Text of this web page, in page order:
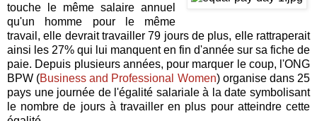
touche le même salaire annuel
qu'un homme pour le même
travail, elle devrait travailler 79 jours de plus, elle rattraperait
ainsi les 27% qui lui manquent en fin d'année sur sa fiche de
paie. Depuis plusieurs années, pour marquer le coup, l'ONG
BPW (Business and Professional Women) organise dans 25
pays une journée de l'égalité salariale à la date symbolisant
le nombre de jours à travailler en plus pour atteindre cette